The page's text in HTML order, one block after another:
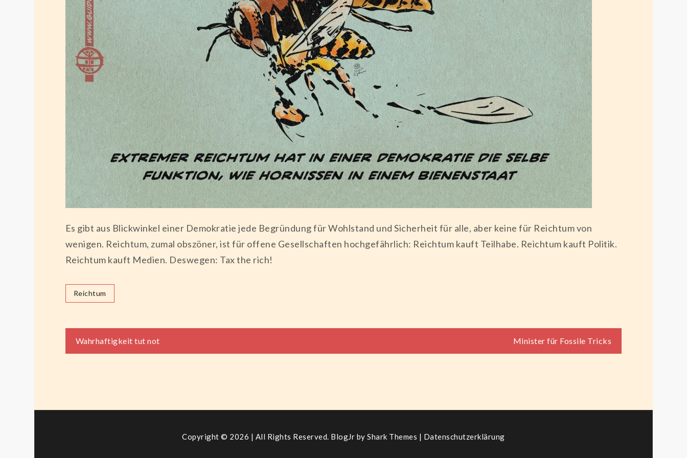
Es gibt aus Blickwinkel einer Demokratie jede Begründung für Wohlstand und Sicherheit für alle, aber keine für Reichtum von
wenigen. Reichtum, zumal obszöner, ist für offene Gesellschaften hochgefährlich: Reichtum kauft Teilhabe. Reichtum kauft Politik.
Reichtum kauft Medien. Deswegen: Tax the rich!
Reichtum
Beitragsnavigation
Wahrhaftigkeit tut not Minister für Fossile Tricks
Copyright © 2026 | All Rights Reserved. BlogJr byShark Themes | Datenschutzerklärung